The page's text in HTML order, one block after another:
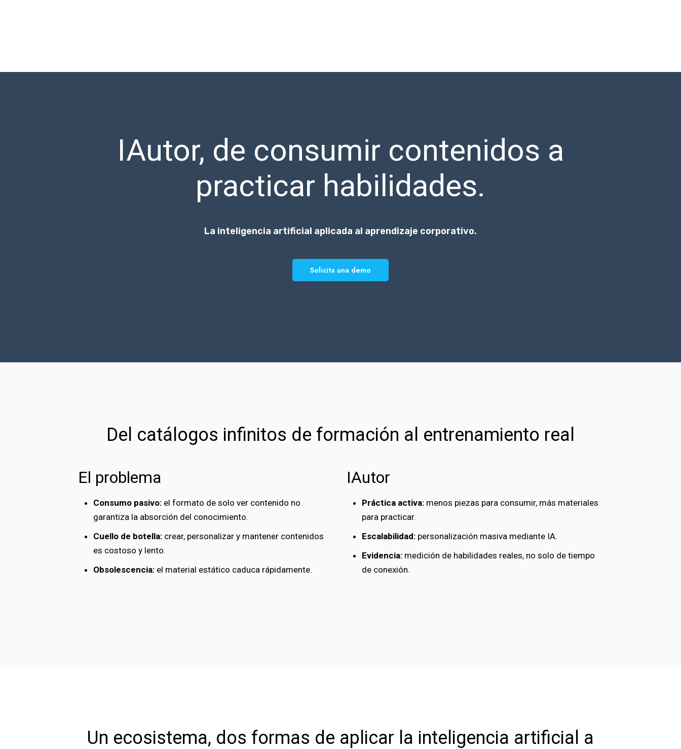
IAutor, de consumir contenidos a
practicar habilidades.
La inteligencia artificial aplicada al aprendizaje corporativo.
Solicita una demo
Del catálogos infinitos de formación al entrenamiento real
El problema
Consumo pasivo: el formato de solo ver contenido no
garantiza la absorción del conocimiento.
Cuello de botella: crear, personalizar y mantener contenidos
es costoso y lento.
Obsolescencia: el material estático caduca rápidamente.
IAutor
Práctica activa: menos piezas para consumir, más materiales
para practicar.
Escalabilidad: personalización masiva mediante IA.
Evidencia: medición de habilidades reales, no solo de tiempo
de conexión.
Un ecosistema, dos formas de aplicar la inteligencia artificial a